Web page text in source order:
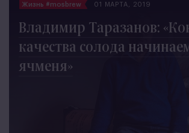
Жизнь #mosbrew 01 МАРТА, 2019
Владимир Таразанов:
качества солода
ячменя»